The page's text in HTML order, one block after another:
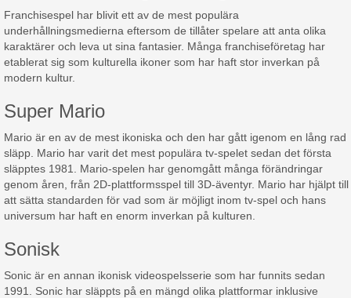
Franchisespel har blivit ett av de mest populära
underhållningsmedierna eftersom de tillåter spelare att anta olika
karaktärer och leva ut sina fantasier. Många franchiseföretag har
etablerat sig som kulturella ikoner som har haft stor inverkan på
modern kultur.
Super Mario
Mario är en av de mest ikoniska och den har gått igenom en lång rad
släpp. Mario har varit det mest populära tv-spelet sedan det första
släpptes 1981. Mario-spelen har genomgått många förändringar
genom åren, från 2D-plattformsspel till 3D-äventyr. Mario har hjälpt till
att sätta standarden för vad som är möjligt inom tv-spel och hans
universum har haft en enorm inverkan på kulturen.
Sonisk
Sonic är en annan ikonisk videospelsserie som har funnits sedan
1991. Sonic har släppts på en mängd olika plattformar inklusive